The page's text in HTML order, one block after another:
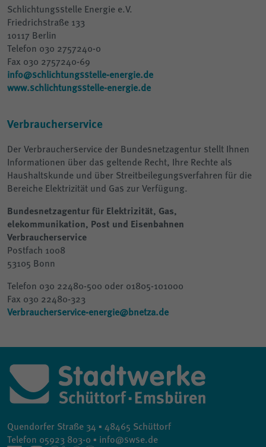
Schlichtungsstelle Energie e.V.
Friedrichstraße 133
10117 Berlin
Telefon 030 2757240-0
Fax 030 2757240-69
info@schlichtungsstelle-energie.de
www.schlichtungsstelle-energie.de
Verbraucherservice
Der Verbraucherservice der Bundesnetzagentur stellt Ihnen
Informationen über das geltende Recht, Ihre Rechte als
Haushaltskunde und über Streitbeilegungsverfahren für die
Bereiche Elektrizität und Gas zur Verfügung.
Bundesnetzagentur für Elektrizität, Gas,
elekommunikation, Post und Eisenbahnen
Verbraucherservice
Postfach 1008
53105 Bonn
Telefon 030 22480-500 oder 01805-101000
Fax 030 22480-323
Verbraucherservice-energie@bnetza.de
Quendorfer Straße 34 ▪ 48465 Schüttorf
Telefon 05923 803-0 ▪ info@swse.de